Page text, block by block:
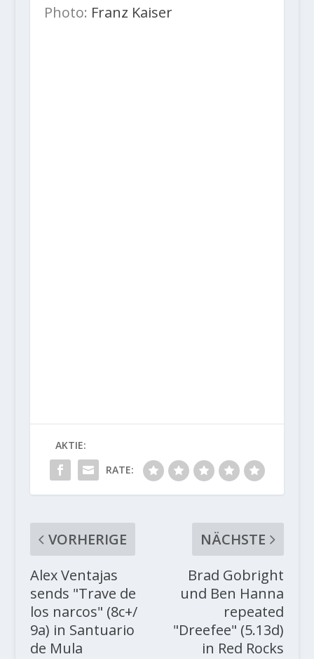
Photo: Franz Kaiser
AKTIE:
RATE:
VORHERIGE
Alex Ventajas
sends "Trave de
los narcos" (8c+/
9a) in Santuario
de Mula
NÄCHSTE
Brad Gobright
und Ben Hanna
repeated
"Dreefee" (5.13d)
in Red Rocks